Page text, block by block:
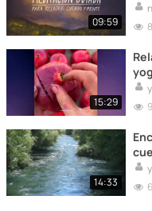
09:59
15:29
14:33